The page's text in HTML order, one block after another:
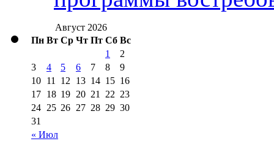
Август 2026
Пн Вт Ср Чт Пт Сб Вс
« Июл
1
2
3
4 5 6 7 8
9
10 11 12 13 14 15 16
17 18 19 20 21 22 23
24 25 26 27 28 29 30
31